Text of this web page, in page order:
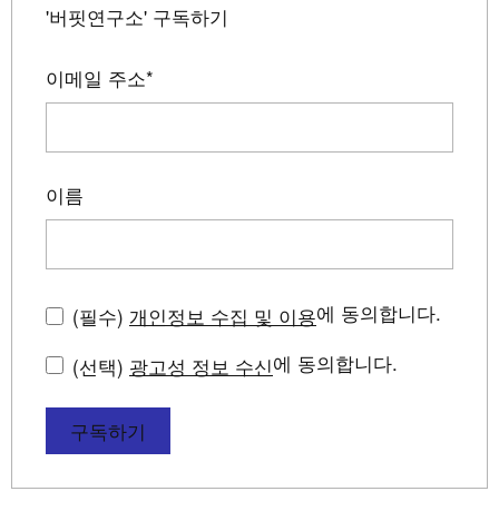
'버핏연구소' 구독하기
이메일 주소*
이름
(필수) 개인정보 수집 및 이용에 동의합니다.
(선택) 광고성 정보 수신에 동의합니다.
구독하기